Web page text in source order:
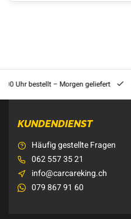
Uhr bestellt – Morgen geliefert
KUNDENDIENST
Häufig gestellte Fragen
062 557 35 21
info@carcareking.ch
079 867 91 60